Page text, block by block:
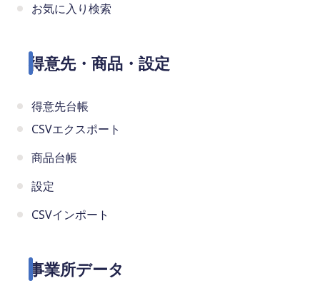
お気に入り検索
得意先・商品・設定
得意先台帳
CSVエクスポート
商品台帳
設定
CSVインポート
事業所データ